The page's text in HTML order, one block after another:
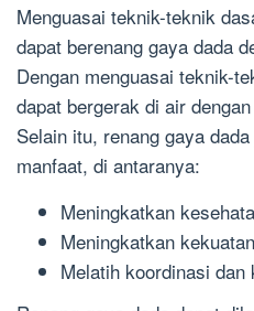
Menguasai teknik-teknik
dapat berenang gaya dada
Dengan menguasai teknik-
dapat bergerak di air
Selain itu, renang gaya
manfaat, di antaranya:
Meningkatkan
Meningkatkan
Melatih koordinasi dan